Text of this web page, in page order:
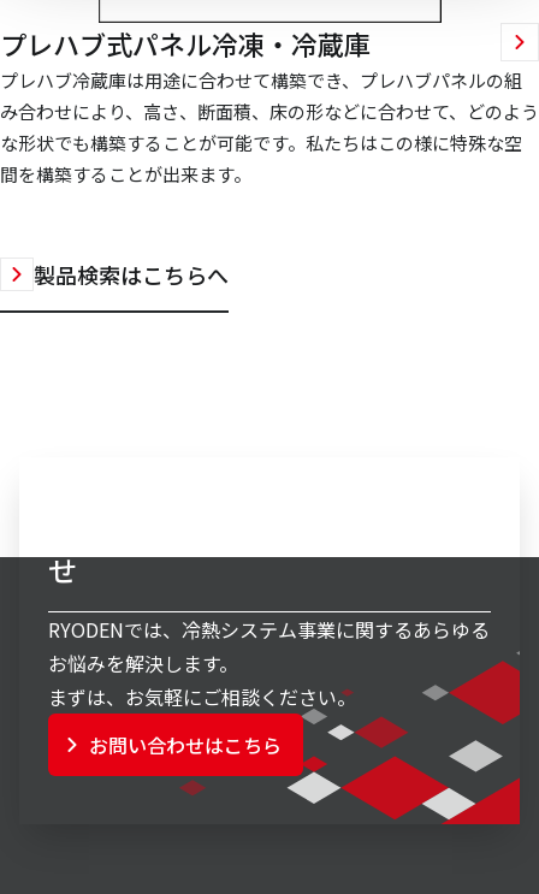
プレハブ式パネル冷凍・冷蔵庫
プレハブ冷蔵庫は用途に合わせて構築でき、プレハブパネルの組
み合わせにより、高さ、断面積、床の形などに合わせて、どのよう
な形状でも構築することが可能です。私たちはこの様に特殊な空
間を構築することが出来ます。
製品検索はこちらへ
せ
RYODENでは、冷熱システム事業に関するあらゆる
お悩みを解決します。
まずは、お気軽にご相談ください。
お問い合わせはこちら